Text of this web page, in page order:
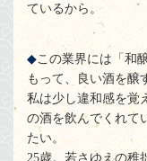
ているから。
この業界には「和
もって、良い酒を醸
私は少し違和感を覚
の酒を飲んでくれて
たい。
25歳。若さゆえの稚